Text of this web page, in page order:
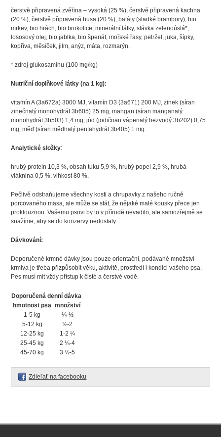
čerstvě připravená zvěřina – vysoká (25 %), čerstvě připravená kachna
(20 %), čerstvě připravená husa (20 %), batáty (sladké brambory), bio
mrkev, bio hrách, bio brokolice, minerální látky, slávka zelenoústá*,
lososový olej, bio jablka, bio špenát, mořské řasy, petržel, juka, šípky,
kopřiva, měsíček, jilm, anýz, máta, rozmarýn.
* zdroj glukosaminu (100 mg/kg)
Nutriční doplňkové látky (na 1 kg):
vitamín A (3a672a) 3000 MJ, vitamín D3 (3a671) 200 MJ, zinek (síran
zinečnatý monohydrát 3b605) 25 mg, mangan (síran manganatý
monohydrát 3b503) 1,4 mg, jód (jodičnan vápenatý bezvodý 3b202) 0,75
mg, měď (síran měďnatý pentahydrát 3b405) 1 mg.
Analytické složky:
hrubý protein 10,3 %, obsah tuku 5,9 %, hrubý popel 2,9 %, hrubá
vláknina 0,5 %, vlhkost 80 %.
Pečlivě odstraňujeme všechny kosti a chrupavky z našeho ručně
porcovaného masa, ale může se stát, že nějaké malé kousky přece jen
proklouznou. Vašemu psovi by to v přírodě nevadilo, ale samozřejmě se
snažíme, aby se do konzervy nedostaly.
Dávkování:
Doporučené krmné dávky jsou pouze orientační, podávané množství
krmiva je třeba přizpůsobit věku, aktivitě, prostředí i kondici vašeho psa.
Pes musí mít vždy přístup k čisté a čerstvé vodě.
Doporučená denní dávka
hmotnost psa množství
1-5 kg
¼-½
5-12 kg
½-2
12-25 kg
1-2 ¼
25-45 kg
2 ¼-4
45-70 kg
3 ½-5
Zdieľať na facebooku